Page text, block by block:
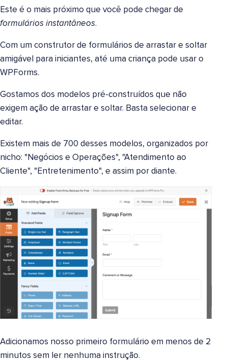
Este é o mais próximo que você pode chegar de
formulários instantâneos.
Com um construtor de formulários de arrastar e soltar
amigável para iniciantes, até uma criança pode usar o
WPForms.
Gostamos dos modelos pré-construídos que não
exigem ação de arrastar e soltar. Basta selecionar e
editar.
Existem mais de 700 desses modelos, organizados por
nicho: "Negócios e Operações", "Atendimento ao
Cliente", "Entretenimento", e assim por diante.
Adicionamos nosso primeiro formulário em menos de 2
minutos sem ler nenhuma instrução.